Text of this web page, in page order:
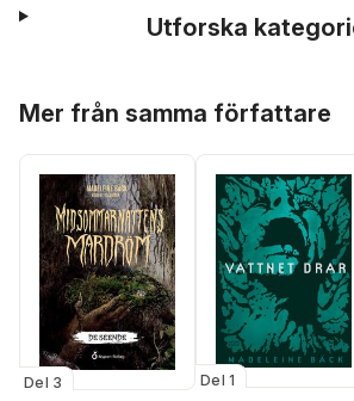
Utforska
Mer från samma författare
Del 3 Del 1